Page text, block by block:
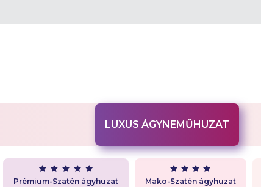
LUXUS ÁGYNEMŰHUZAT
Prémium-Szatén ágyhuzat Mako-Szatén ágyhuzat